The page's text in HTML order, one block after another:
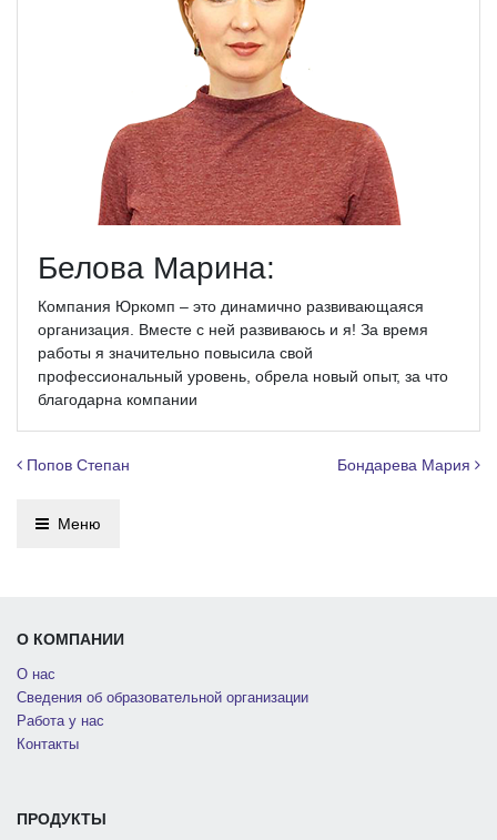
Белова Марина:
Компания Юркомп – это динамично развивающаяся
организация. Вместе с ней развиваюсь и я! За время
работы я значительно повысила свой
профессиональный уровень, обрела новый опыт, за что
благодарна компании
Навигация по записям
Попов Степан Бондарева Мария
Меню
О КОМПАНИИ
О нас
Сведения об образовательной организации
Работа у нас
Контакты
ПРОДУКТЫ